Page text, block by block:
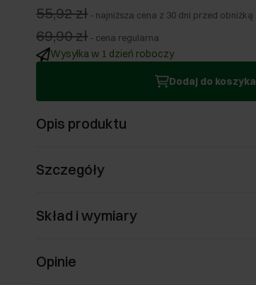
55,92 zł - najniższa cena z 30 dni przed obniżką
69,90 zł - cena regularna
Wysyłka w 1 dzień roboczy
Dodaj do koszyka
Opis produktu
Szczegóły
Skład i wymiary
Opinie